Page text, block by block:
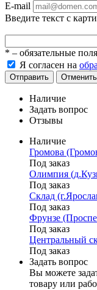
E-mail
Введите текст с
* – обязательные поля
Я согласен на
Отправить Отменить
Наличие
Задать вопрос
Отзывы
Наличие
Громова
Под заказ
Олимпия
Под заказ
Склад
Под заказ
Фрунзе
Под заказ
Центральный
Под заказ
Задать вопрос
Вы можете
товару или